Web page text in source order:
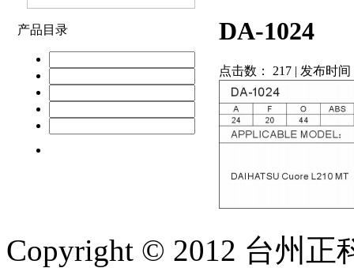
产品目录 DA-1024
点击数： 217 | 发布时间
Copyright © 2012 台州